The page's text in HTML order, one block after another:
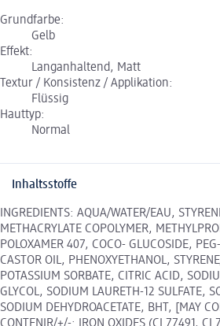
Grundfarbe:
Gelb
Effekt:
Langanhaltend, Matt
Textur / Konsistenz / Applikation:
Flüssig
Hauttyp:
Normal
Inhaltsstoffe
INGREDIENTS: AQUA/WATER/EAU,
METHACRYLATE COPOLYMER,
POLOXAMER 407, COCO- GLUCOSIDE,
CASTOR OIL, PHENOXYETHANOL,
POTASSIUM SORBATE, CITRIC ACID,
GLYCOL, SODIUM LAURETH-12 SULFATE,
SODIUM DEHYDROACETATE, BHT, [MAY